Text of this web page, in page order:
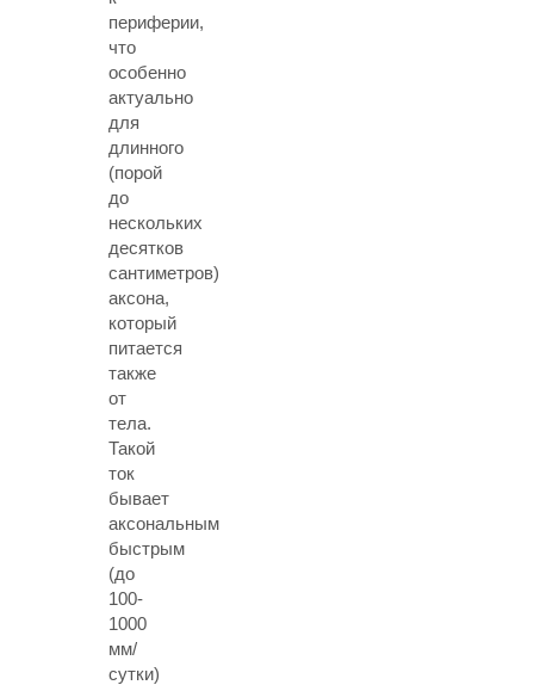
периферии,
что
особенно
актуально
для
длинного
(порой
до
нескольких
десятков
сантиметров)
аксона,
который
питается
также
от
тела.
Такой
ток
бывает
аксональным
быстрым
(до
100-
1000
мм/
сутки)